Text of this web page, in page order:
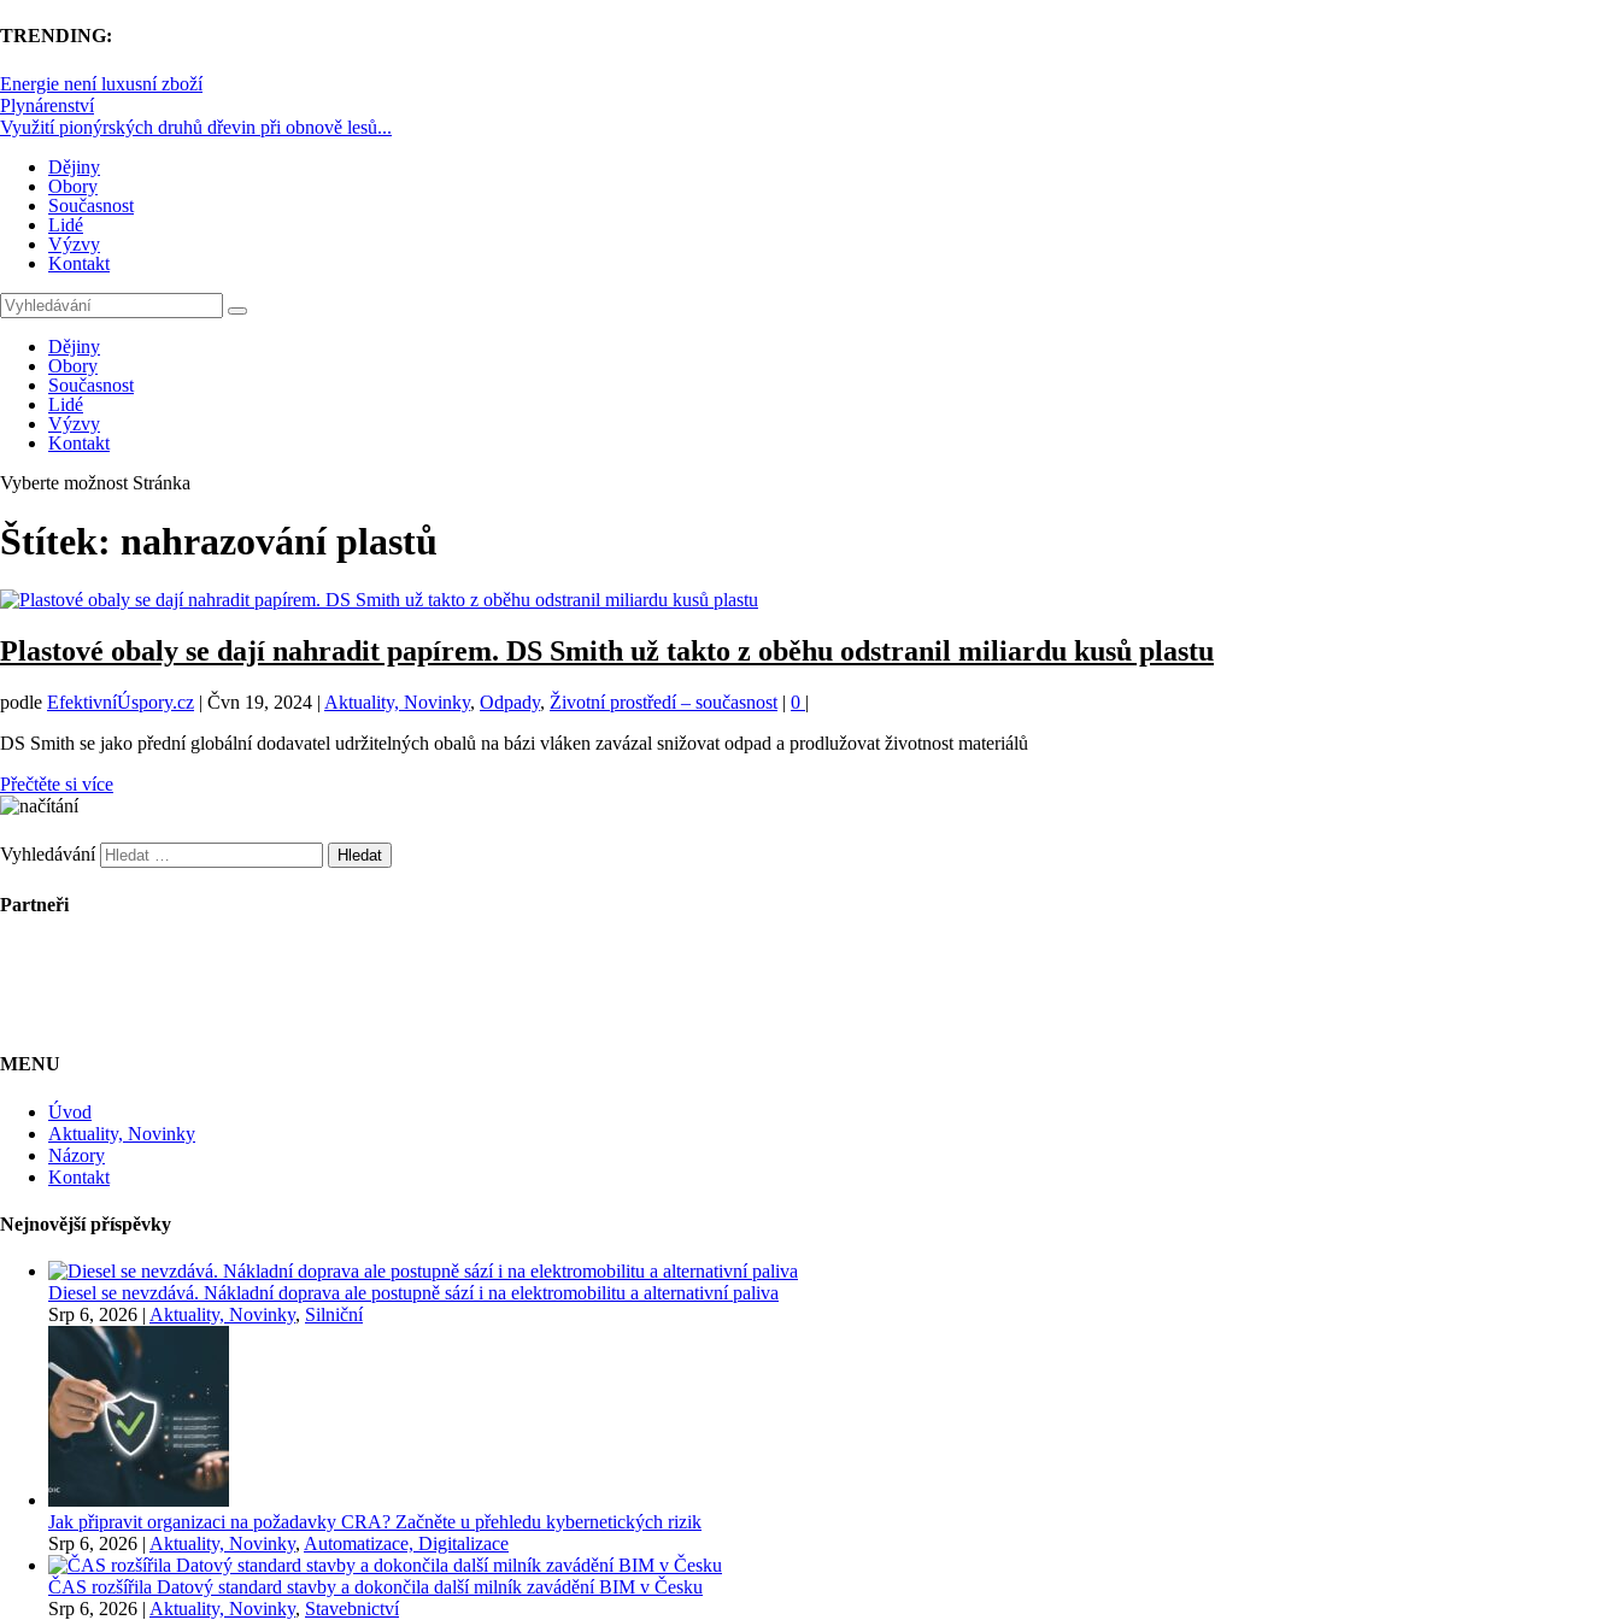
TRENDING:
Energie není luxusní zboží
Plynárenství
Využití pionýrských druhů dřevin při obnově lesů...
Dějiny
Obory
Současnost
Lidé
Výzvy
Kontakt
Dějiny
Obory
Současnost
Lidé
Výzvy
Kontakt
Vyberte možnost Stránka
Štítek: nahrazování plastů
Plastové obaly se dají nahradit papírem. DS Smith už takto z oběhu odstranil miliardu kusů plastu
podle EfektivníÚspory.cz | Čvn 19, 2024 | Aktuality, Novinky, Odpady, Životní prostředí – současnost | 0 |
DS Smith se jako přední globální dodavatel udržitelných obalů na bázi vláken zavázal snižovat odpad a prodlužovat životnost materiálů
Přečtěte si více
Vyhledávání
Partneři
MENU
Úvod
Aktuality, Novinky
Názory
Kontakt
Nejnovější příspěvky
Diesel se nevzdává. Nákladní doprava ale postupně sází i na elektromobilitu a alternativní paliva
Srp 6, 2026 | Aktuality, Novinky, Silniční
Jak připravit organizaci na požadavky CRA? Začněte u přehledu kybernetických rizik
Srp 6, 2026 | Aktuality, Novinky, Automatizace, Digitalizace
ČAS rozšířila Datový standard stavby a dokončila další milník zavádění BIM v Česku
Srp 6, 2026 | Aktuality, Novinky, Stavebnictví